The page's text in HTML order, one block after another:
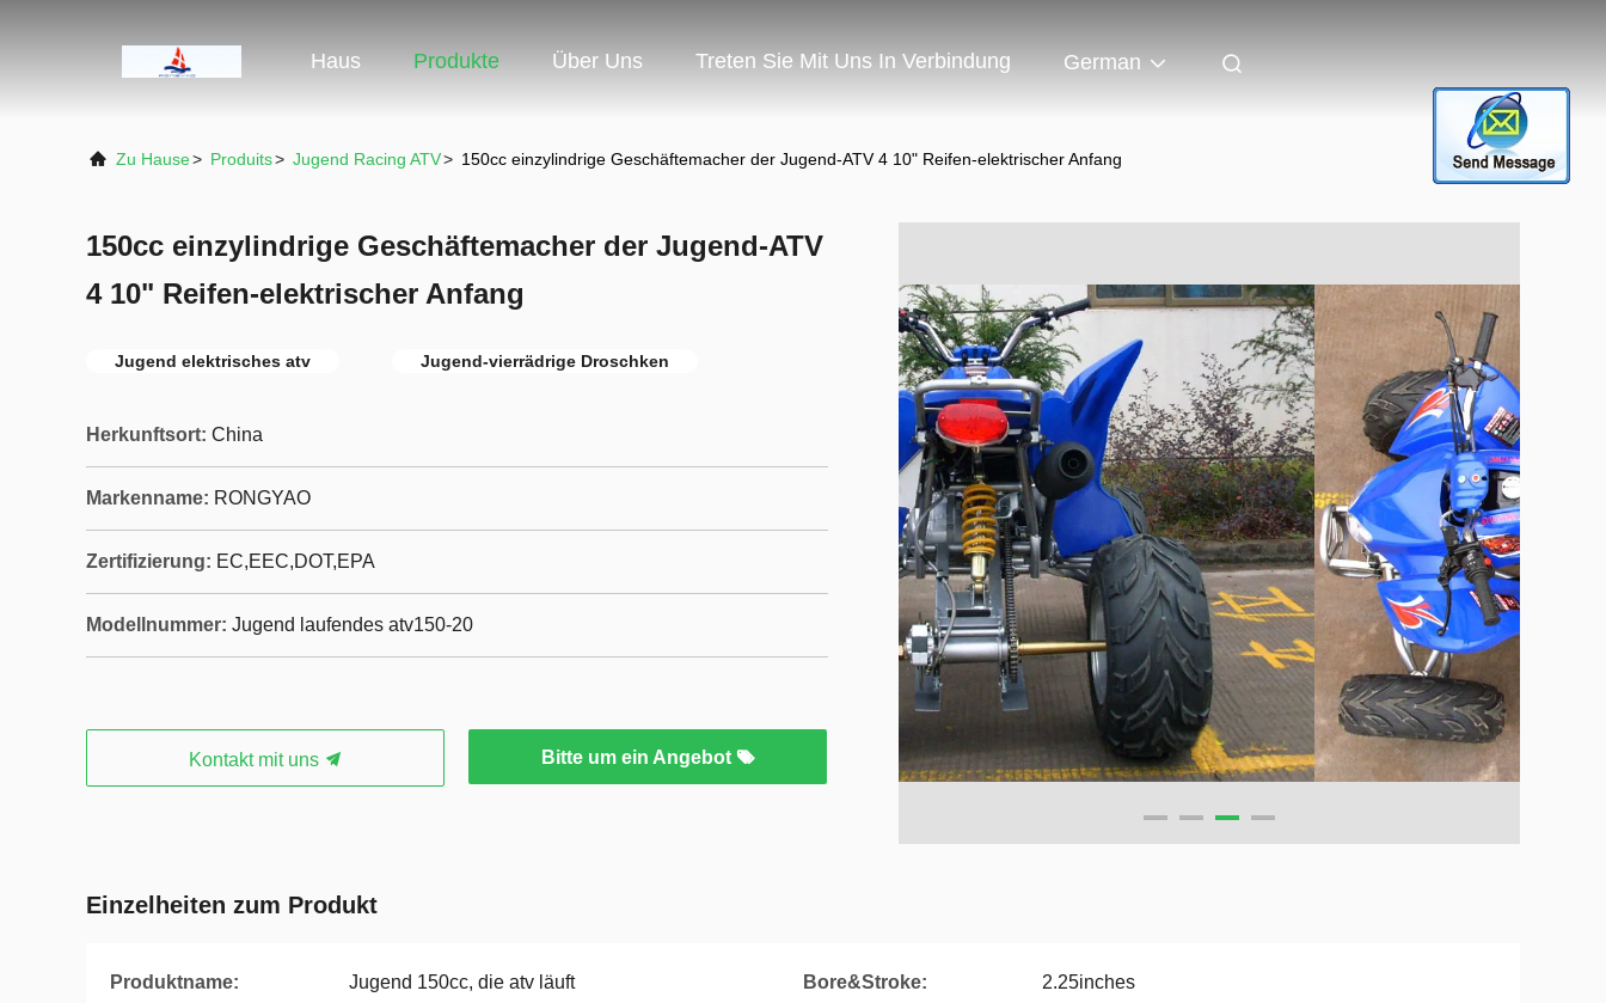
Haus Produkte Über Uns Treten Sie Mit Uns In Verbindung German
Zu Hause> Produits> Jugend Racing ATV> 150cc einzylindrige Geschäftemacher der Jugend-ATV 4 10" Reifen-elektrischer Anfang
150cc einzylindrige Geschäftemacher der Jugend-ATV
4 10" Reifen-elektrischer Anfang
Jugend elektrisches atv Jugend-vierrädrige Droschken
Herkunftsort: China
Markenname: RONGYAO
Zertifizierung: EC,EEC,DOT,EPA
Modellnummer: Jugend laufendes atv150-20
Kontakt mit uns Bitte um ein Angebot
Einzelheiten zum Produkt
Produktname: Jugend 150cc, die atv läuft Bore&Stroke: 2.25inches